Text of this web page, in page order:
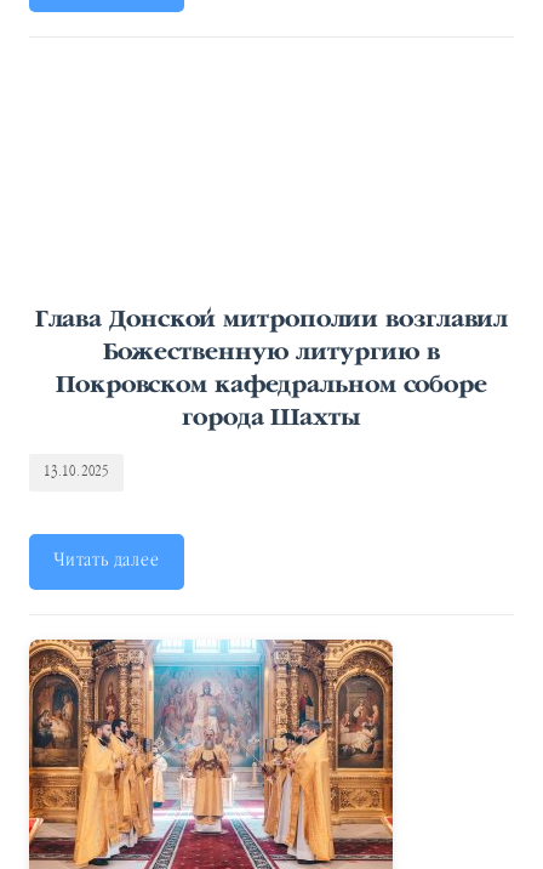
Глава Донской митрополии возглавил
Божественную литургию в
Покровском кафедральном соборе
города Шахты
13.10.2025
Читать далее